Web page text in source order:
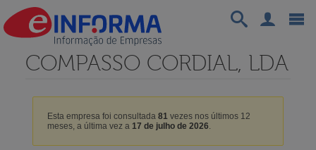
COMPASSO CORDIAL, LDA
Esta empresa foi consultada 81vezes nos últimos 12
meses, a última vez a 17 de julho de 2026.